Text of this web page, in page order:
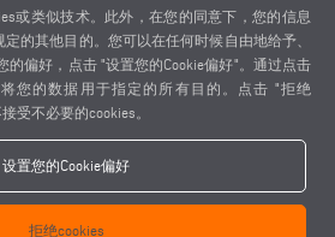
- 75417 Mühlacker - Germany - Phone+49 7041-14 0
mail@elumatec.com
或类似技术。此外，在您的同意下，您的信息
定的其他目的。您可以在任何时候自由地给予、
的偏好，点击 "设置您的Cookie偏好"。通过点击
您的数据用于指定的所有目的。点击 "拒绝
受不必要的cookies。
设置您的Cookie偏好
拒绝cookies